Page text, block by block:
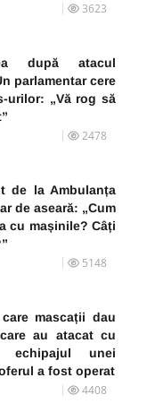
3623
după atacul
parlamentar cere
urilor: „Vă rog să
2478
de la Ambulanța
de aseară: „Cum
cu mașinile? Câți
5148
mascații dau
au atacat cu
unei
a fost operat
4408